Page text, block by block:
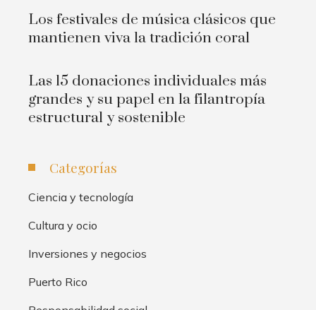
Los festivales de música clásicos que
mantienen viva la tradición coral
Las 15 donaciones individuales más
grandes y su papel en la filantropía
estructural y sostenible
Categorías
Ciencia y tecnología
Cultura y ocio
Inversiones y negocios
Puerto Rico